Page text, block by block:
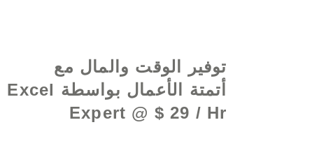
توفير الوقت والمال مع
أتمتة الأعمال بواسطة Excel
Expert @ $ 29 / Hr